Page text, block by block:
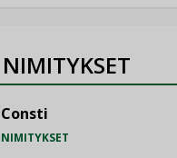
NIMITYKSET
Consti
NIMITYKSET